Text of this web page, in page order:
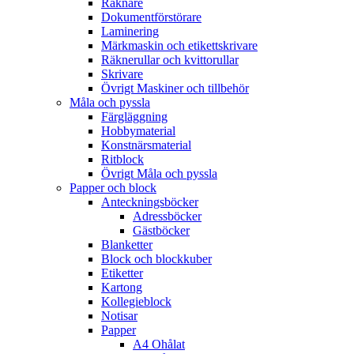
Räknare
Dokumentförstörare
Laminering
Märkmaskin och etikettskrivare
Räknerullar och kvittorullar
Skrivare
Övrigt Maskiner och tillbehör
Måla och pyssla
Färgläggning
Hobbymaterial
Konstnärsmaterial
Ritblock
Övrigt Måla och pyssla
Papper och block
Anteckningsböcker
Adressböcker
Gästböcker
Blanketter
Block och blockkuber
Etiketter
Kartong
Kollegieblock
Notisar
Papper
A4 Ohålat